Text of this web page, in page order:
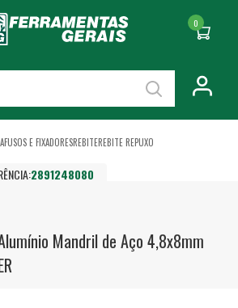
0
E FIXADORESREBITEREBITE REPUXO
2891248080
Mandril de Aço 4,8x8mm